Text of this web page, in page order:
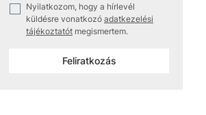
✓
Nyilatkozom, hogy a hírlevél
küldésre vonatkozó adatkezelési
tájékoztatót megismertem.
Feliratkozás